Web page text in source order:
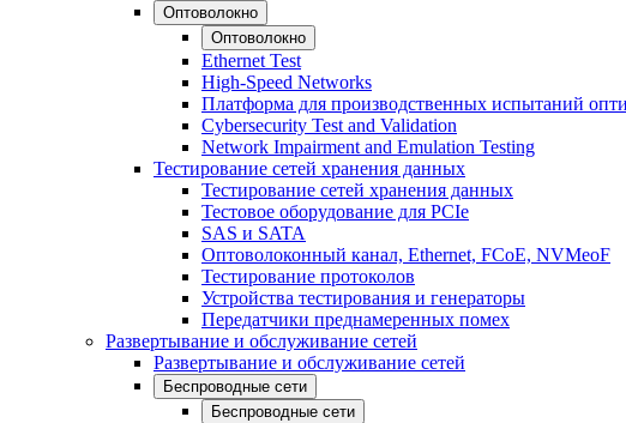
Оптоволокно
Оптоволокно
Ethernet Test
High-Speed Networks
Платформа для производственных испытаний
Cybersecurity Test and Validation
Network Impairment and Emulation Testing
Тестирование сетей хранения данных
Тестирование сетей хранения данных
Тестовое оборудование для PCIe
SAS и SATA
Оптоволоконный канал, Ethernet, FCoE, NVMeoF
Тестирование протоколов
Устройства тестирования и генераторы
Передатчики преднамеренных помех
Развертывание и обслуживание сетей
Развертывание и обслуживание сетей
Беспроводные сети
Беспроводные сети